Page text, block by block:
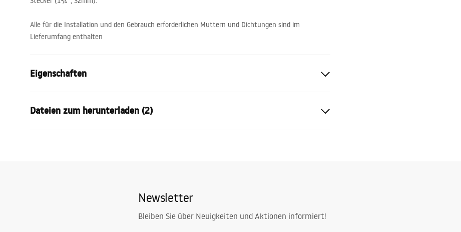
Alle für die Installation und den Gebrauch erforderlichen Muttern und Dichtungen sind im
Lieferumfang enthalten
Eigenschaften
Material
Garantie
24 monate
Dateien zum herunterladen (2)
Newsletter
Bleiben Sie über Neuigkeiten und Aktionen informiert!